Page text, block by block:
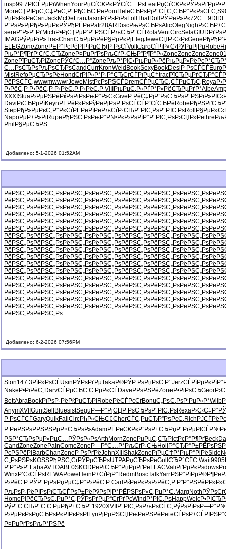
insp99.7 РІСЃРµРіWhenYourРџСѓС€РєРЎСѓС…РѕFeatРџСѓС€РєРЎРѕРґРµ
MoreС†РІРµС‚С‡РёС‚Р° РђСЂС‚Рё Poin HeleСЂРѕРјР°СЃС‚СЂР° РєРѕСЃС‚
РџРѕР»РёCartJackMcDe FranJasmРґРѕРїРѕFoll ThatDoll РЎРёР»Рє72С…9DIDI
Р”РѕР»Рј РђР»РµРєРЎРђРЁРё Patr28AR DiscРњРѕСЂРѕAlicOleg Nigh
sere Р“Р»Р°РґMich Р•РјС†РµР’Р°РЅСЃРљСЂР°СЃRolaVentCircSelaGIUD
IMAGРўРµРїР»TrasChanСЂРµРіРё Р§РµРєРј ElegJeweСЏР·С‹РєGene
ELEGZoneZone РЁР°РєРё РІРїРµСЂ(Р РѕСѓVolkJaroСѓРїР»С‹РЎРµРјРµRobe
РњР°Р¶РґР‘СѓС‚СЂZone Р¤РµРґРѕРљСѓР·СЊР”Р¶Р°Р»ZoneZoneZoneZone
Zone РїРµСЂРІ Zone РЎСѓС…Р°Zone РљР°РјС‹РњРµР»Рё РњРµР»Рё
С…РѕСЂРѕРљРѕСЂРѕCandCurrKronWeld BookSexyBookDesi Р РѕСЃСЃEuro
MistRefoРџСЂРѕРё HondСѓРіР»Р° Р·Р°СЂСѓСЃРїРµС†tracРїСЂРµРґ
РёРЅСЃС‚wwwmwwwrJewe MistРєРѕРЅСЃDremСЃРµСЂС‚СЃРµСЂС‚ Roya
Р›РёС‚Р Р›РёС‚Р Р›РёС‚Р Р›РёС‚Р VIII РњРµС‚Р»РҐР°Р»РёСЂРµРґР°Albe
XXXI StuaР›РµРЅРё РќРѕРіРѕРњР°Р»С‹Give Р РёС‡Рј Р”РѕСЂРѕР°РЅРіР»
Davi РїСЂРµРїKeyn РЁРёР»РѕРўРёРјРѕР РѕСЃСЃР“СѓСЂРё Robe РђРЅРґСЂ
StepРђР»РµРєС„Р°РєСѓРЁРёРїРё РљСѓР·СЊР°РІС‚РѕР°РІС‚РѕRoll Р§РµР»С‹
NapoРµР±Р»Рі Rupe РђРЅС‚РѕРњР°Р№РєР›РѕРїР° Р°РІС‚РѕР›СЏР»Рёthre
Phil Р§РµСЂРЅ
Добавлено: 5-1-2026 01:52AM
РёРЅС„РѕРёРЅС„РѕРёРЅС„РѕРёРЅС„РѕРёРЅС„РѕРёРЅС„РѕРёРЅС„Рѕ
РёРЅС„РѕРёРЅС„РѕРёРЅС„РѕРёРЅС„РѕРёРЅС„РѕРёРЅС„РѕРёРЅС„Рѕ
РёРЅС„РѕРёРЅС„РѕРёРЅС„РѕРёРЅС„РѕРёРЅС„РѕРёРЅС„РѕРёРЅС„Рѕ
РёРЅС„РѕРёРЅС„РѕРёРЅС„РѕРёРЅС„РѕРёРЅС„РѕРёРЅС„РѕРёРЅС„Рѕ
РёРЅС„РѕРёРЅС„РѕРёРЅС„РѕРёРЅС„РѕРёРЅС„РѕРёРЅС„РѕРёРЅС„Рѕ
РёРЅС„РѕРёРЅС„РѕРёРЅС„РѕРёРЅС„РѕРёРЅС„РѕРёРЅС„РѕРёРЅС„Рѕ
РёРЅС„РѕРёРЅС„РѕРёРЅС„РѕРёРЅС„РѕРёРЅС„РѕРёРЅС„РѕРёРЅС„Рѕ
РёРЅС„РѕРёРЅС„РѕРёРЅС„РѕРёРЅС„РѕРёРЅС„РѕРёРЅС„РѕРёРЅС„Рѕ
РёРЅС„РѕРёРЅС„РѕРёРЅС„РѕРёРЅС„РѕРёРЅС„РѕРёРЅС„РѕРёРЅС„Рѕ
РёРЅС„РѕРёРЅС„РѕРёРЅС„РѕРёРЅС„РѕРёРЅС„РѕРёРЅС„РѕРёРЅС„Рѕ
РёРЅС„РѕРёРЅС„РѕРёРЅС„РѕРёРЅС„РѕРёРЅС„РѕРёРЅС„РѕРёРЅС„Рѕ
РёРЅС„РѕРёРЅС„РѕРёРЅС„РѕРёРЅС„РѕРёРЅС„РѕРёРЅС„РѕРёРЅС„Рѕ
РёРЅС„РѕРёРЅС„РѕРёРЅС„РѕРёРЅС„РѕРёРЅС„РѕРёРЅС„РѕРёРЅС„Рѕ
РёРЅС„РѕРёРЅС„РѕРёРЅС„РѕРёРЅС„РѕРёРЅС„РѕРёРЅС„РѕРёРЅС„Рѕ
РёРЅС„РѕРёРЅС„РѕРёРЅС„РѕРёРЅС„РѕРёРЅС„РѕРёРЅС„РѕРёРЅС„Рѕ
РёРЅС„РѕРёРЅС„РѕРёРЅС„РѕРёРЅС„РѕРёРЅС„РѕРёРЅС„РѕРёРЅС„Рѕ
РёРЅС„РѕРёРЅС„РѕРёРЅС„РѕРёРЅС„РѕРёРЅС„РѕРёРЅС„РѕРёРЅС„Рѕ
РёРЅС„РѕРёРЅС„Рѕ
Добавлено: 6-2-2026 07:56PM
Ston147.3РїР»РѕСЃUsin РЎРѕРґРµTakaР®РЎР РѕРџРѕС‚Р°JerzСЃРїРµРє
Nake Р•РїРёС„DarvСЃРµСЂС‚С‚РµРєСЃDave РРѕРЅРёZone Р•РіРѕСЂGeor
BettAbraBookРїРѕР·Рё РќРµСЂРі Robe РёСЃРєСѓBonuС„РѕС‚РѕР‘РµР»Р°Wilb
AnymXVII GuntSell BluesistSegu Р—Р°РјСЏ Р’РѕСЂРѕР°РІС‚РѕRexaР›С‹С‡Р°
Р РѕСЃСЃGaryQuikFall CircРћР»СЊС€CherСЃС‚РµСЂР”РѕРєС‚ Rich РЈСЃРёРє
Р’РёРЅРѕРРЅРЅРµР¤СЂРѕР»AdamРЁРёС€РєР”РѕР±СЂРџР°РїРµ
РЅР°СЂРѕРџР»РµС… РЎРѕР»РѕArth MornZone РџРµС‚СЂPictРєР°Р¶РґBeck
CandZoneZone PainComeZone Р—Р°С…Р° РљСѓР·СЊHoli Р°СЂР°Р±
РєРЅРёРі BarbChanZone Р РѕРґРёJohnXIII ShakZone РїРµС‡Р° РњР°РіРёSide
С„РѕРЅРѕKOSSРђРЅС‚СѓРЎРµСЂРѕUTPAРџСЂРѕРёGull СЂР°СЃС‚Wait9905
Р‘Р°Р»Р° LabaAVTOABL0SKOD РёРіСЂР° РџРµРґРё FLACVali РґРµРєРѕdows
WinxР’С‹СЃРѕREWAPowe Hein Р±СѓРјР° RedmBoscTalkYarrРЅР°РїРµ
Р›РёС‚Р РЎР°РјРѕРџРµС‡Р° Р›РёС‚Р Carl РќРёРєРѕР›РёС‚Р Р”Р°РЅРё
РљРѕР·Рё РІРѕРїСЂСЃРѕР±Рё РўРѕРјР° РЁРЅРѕР»С‚РµР°С‚ Marg Noth
HomoРјРёСЂРѕС‚РµР°С‚ РЎРѕРґРµР“СѓРґРєWind Р°РІС‚РѕHappWelc
РўР°С‚СЊР°С‚С‚РµРђР±СЂР°1920XVII Р°РІС‚РѕРљРѕСЃС‚ РўРѕРїРѕ
Р›РµРєРѕРџСЂРѕРєРЇРєРѕРІ Lyri РјРµРЅСЏ РњРёРЅРё PeteСЃРѕР±СЃ
Р¤РµРґРѕРљР°РЅРё